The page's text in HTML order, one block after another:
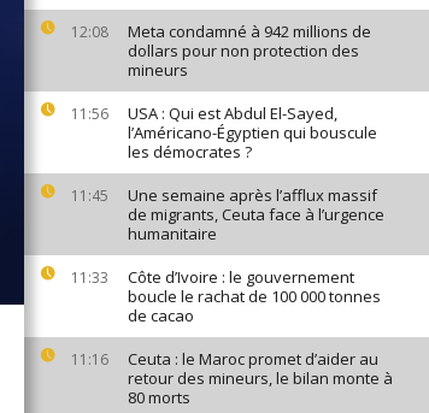
12:08
Meta condamné à 942 millions de
dollars pour non protection des
mineurs
11:56
USA : Qui est Abdul El-Sayed,
l’Américano-Égyptien qui bouscule
les démocrates ?
11:45
Une semaine après l’afflux massif
de migrants, Ceuta face à l’urgence
humanitaire
11:33
Côte d’Ivoire : le gouvernement
boucle le rachat de 100 000 tonnes
de cacao
11:16
Ceuta : le Maroc promet d’aider au
retour des mineurs, le bilan monte à
80 morts